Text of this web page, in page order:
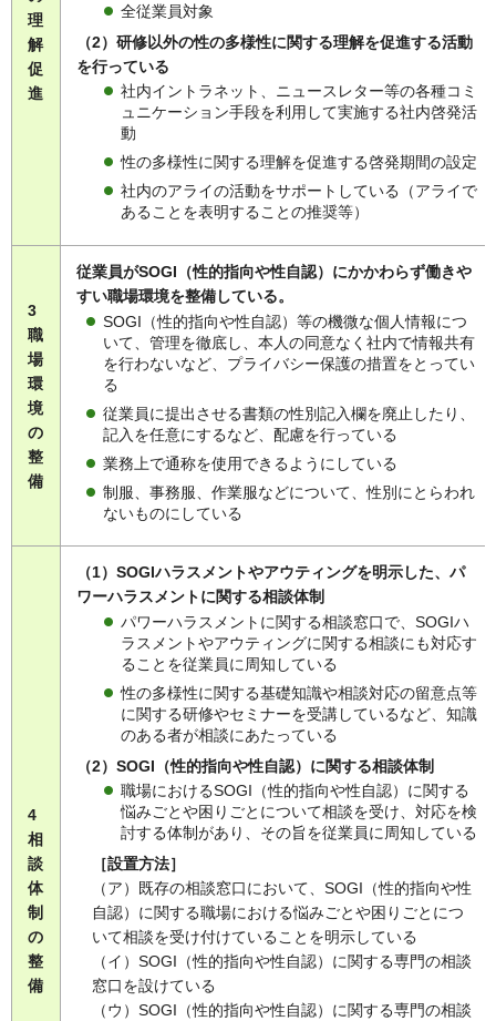
理
解
促
進
全従業員対象
（2）研修以外の性の多様性に関する理解を促進する活動
を行っている
社内イントラネット、ニュースレター等の各種コミ
ュニケーション手段を利用して実施する社内啓発活
動
性の多様性に関する理解を促進する啓発期間の設定
社内のアライの活動をサポートしている（アライで
あることを表明することの推奨等）
3
職
場
環
境
の
整
備
従業員がSOGI（性的指向や性自認）にかかわらず働きや
すい職場環境を整備している。
SOGI（性的指向や性自認）等の機微な個人情報につ
いて、管理を徹底し、本人の同意なく社内で情報共有
を行わないなど、プライバシー保護の措置をとってい
る
従業員に提出させる書類の性別記入欄を廃止したり、
記入を任意にするなど、配慮を行っている
業務上で通称を使用できるようにしている
制服、事務服、作業服などについて、性別にとらわれ
ないものにしている
4
相
談
体
制
の
整
備
（1）SOGIハラスメントやアウティングを明示した、パ
ワーハラスメントに関する相談体制
パワーハラスメントに関する相談窓口で、SOGIハ
ラスメントやアウティングに関する相談にも対応す
ることを従業員に周知している
性の多様性に関する基礎知識や相談対応の留意点等
に関する研修やセミナーを受講しているなど、知識
のある者が相談にあたっている
（2）SOGI（性的指向や性自認）に関する相談体制
職場におけるSOGI（性的指向や性自認）に関する
悩みごとや困りごとについて相談を受け、対応を検
討する体制があり、その旨を従業員に周知している
［設置方法］
（ア）既存の相談窓口において、SOGI（性的指向や性
自認）に関する職場における悩みごとや困りごとにつ
いて相談を受け付けていることを明示している
（イ）SOGI（性的指向や性自認）に関する専門の相談
窓口を設けている
（ウ）SOGI（性的指向や性自認）に関する専門の相談